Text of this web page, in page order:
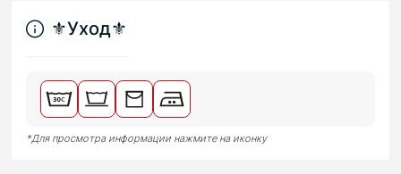
⚜︎Уход⚜︎
*Для просмотра информации нажмите на иконку